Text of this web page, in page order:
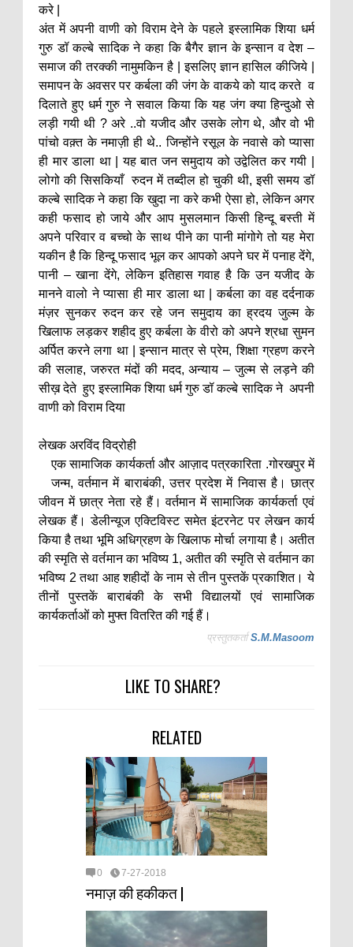
करे |
अंत में अपनी वाणी को विराम देने के पहले इस्लामिक शिया धर्म
गुरु डॉ कल्बे सादिक ने कहा कि बैगैर ज्ञान के इन्सान व देश –
समाज की तरक्की नामुमकिन है | इसलिए ज्ञान हासिल कीजिये |
समापन के अवसर पर कर्बला की जंग के वाकये को याद करते व
दिलाते हुए धर्म गुरु ने सवाल किया कि यह जंग क्या हिन्दुओ से
लड़ी गयी थी ? अरे ..वो यजीद और उसके लोग थे, और वो भी
पांचो वक़्त के नमाज़ी ही थे.. जिन्होंने रसूल के नवासे को प्यासा
ही मार डाला था | यह बात जन समुदाय को उद्वेलित कर गयी |
लोगो की सिसकियाँ रुदन में तब्दील हो चुकी थी, इसी समय डॉ
कल्बे सादिक ने कहा कि खुदा ना करे कभी ऐसा हो, लेकिन अगर
कही फसाद हो जाये और आप मुसलमान किसी हिन्दू बस्ती में
अपने परिवार व बच्चो के साथ पीने का पानी मांगोगे तो यह मेरा
यकीन है कि हिन्दू फसाद भूल कर आपको अपने घर में पनाह देंगे,
पानी – खाना देंगे, लेकिन इतिहास गवाह है कि उन यजीद के
मानने वालो ने प्यासा ही मार डाला था | कर्बला का वह दर्दनाक
मंज़र सुनकर रुदन कर रहे जन समुदाय का ह्रदय जुल्म के
खिलाफ लड़कर शहीद हुए कर्बला के वीरो को अपने श्रधा सुमन
अर्पित करने लगा था | इन्सान मात्र से प्रेम, शिक्षा ग्रहण करने
की सलाह, जरुरत मंदों की मदद, अन्याय – जुल्म से लड़ने की
सीख़ देते हुए इस्लामिक शिया धर्म गुरु डॉ कल्बे सादिक ने अपनी
वाणी को विराम दिया
लेखक अरविंद विद्रोही
एक सामाजिक कार्यकर्ता और आज़ाद पत्रकारिता .गोरखपुर में
जन्म, वर्तमान में बाराबंकी, उत्तर प्रदेश में निवास है। छात्र
जीवन में छात्र नेता रहे हैं। वर्तमान में सामाजिक कार्यकर्ता एवं
लेखक हैं। डेलीन्यूज एक्टिविस्ट समेत इंटरनेट पर लेखन कार्य
किया है तथा भूमि अधिग्रहण के खिलाफ मोर्चा लगाया है। अतीत
की स्मृति से वर्तमान का भविष्य 1, अतीत की स्मृति से वर्तमान का
भविष्य 2 तथा आह शहीदों के नाम से तीन पुस्तकें प्रकाशित। ये
तीनों पुस्तकें बाराबंकी के सभी विद्यालयों एवं सामाजिक
कार्यकर्ताओं को मुफ्त वितरित की गई हैं।
प्रस्तुतकर्ता S.M.Masoom
LIKE TO SHARE?
RELATED
0 7-27-2018
नमाज़ की हकीकत |